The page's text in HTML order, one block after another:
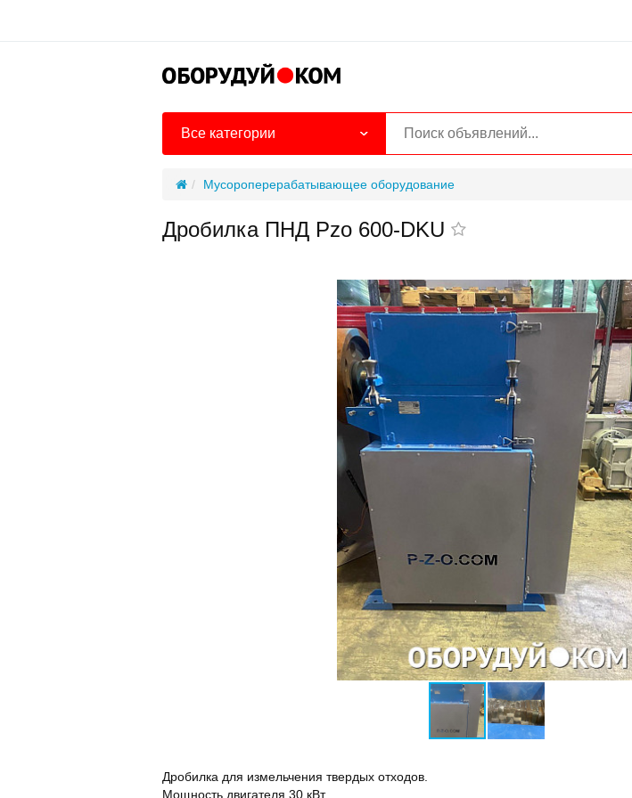
Все категории
Мусороперерабатывающее оборудование
Дробилка ПНД Pzo 600-DKU
Дробилка для измельчения твердых отходов.
Мощность двигателя 30 кВт.